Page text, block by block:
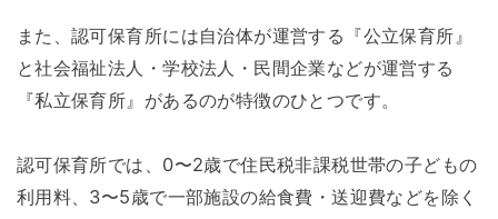
また、認可保育所には自治体が運営する『公立保育所』
と社会福祉法人・学校法人・民間企業などが運営する
『私立保育所』があるのが特徴のひとつです。
認可保育所では、0〜2歳で住民税非課税世帯の子どもの
利用料、3〜5歳で一部施設の給食費・送迎費などを除く